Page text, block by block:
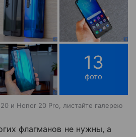
13
фото
и Honor 20 Pro, листайте галерею
флагманов не нужны, а